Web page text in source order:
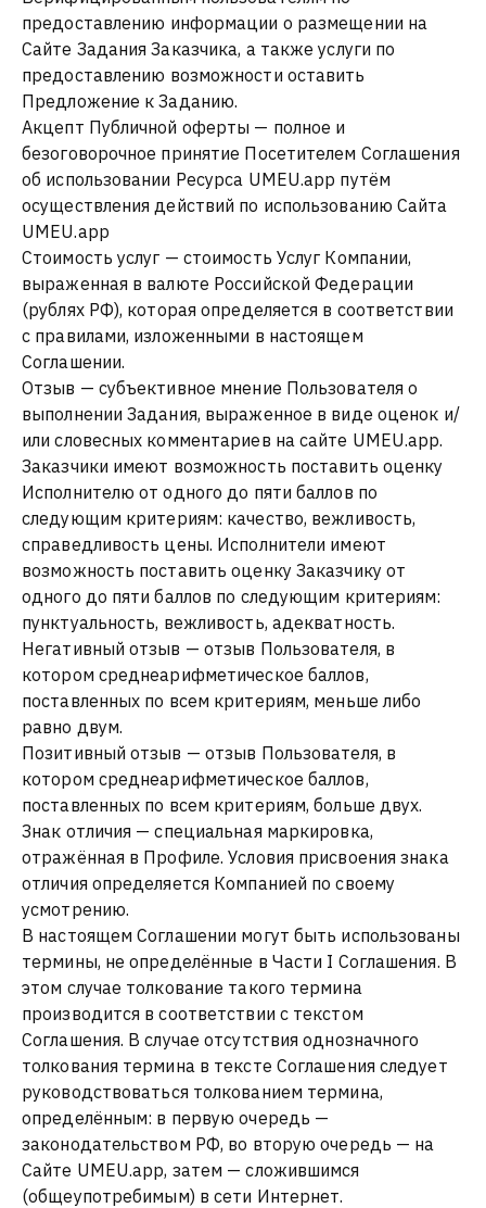
предоставлению информации о размещении на
Сайте Задания Заказчика, а также услуги по
предоставлению возможности оставить
Предложение к Заданию.
Акцепт Публичной оферты — полное и
безоговорочное принятие Посетителем Соглашения
об использовании Ресурса UMEU.app путём
осуществления действий по использованию Сайта
UMEU.app
Стоимость услуг — стоимость Услуг Компании,
выраженная в валюте Российской Федерации
(рублях РФ), которая определяется в соответствии
с правилами, изложенными в настоящем
Соглашении.
Отзыв — субъективное мнение Пользователя о
выполнении Задания, выраженное в виде оценок и/
или словесных комментариев на сайте UMEU.app.
Заказчики имеют возможность поставить оценку
Исполнителю от одного до пяти баллов по
следующим критериям: качество, вежливость,
справедливость цены. Исполнители имеют
возможность поставить оценку Заказчику от
одного до пяти баллов по следующим критериям:
пунктуальность, вежливость, адекватность.
Негативный отзыв — отзыв Пользователя, в
котором среднеарифметическое баллов,
поставленных по всем критериям, меньше либо
равно двум.
Позитивный отзыв — отзыв Пользователя, в
котором среднеарифметическое баллов,
поставленных по всем критериям, больше двух.
Знак отличия — специальная маркировка,
отражённая в Профиле. Условия присвоения знака
отличия определяется Компанией по своему
усмотрению.
В настоящем Соглашении могут быть использованы
термины, не определённые в Части I Соглашения. В
этом случае толкование такого термина
производится в соответствии с текстом
Соглашения. В случае отсутствия однозначного
толкования термина в тексте Соглашения следует
руководствоваться толкованием термина,
определённым: в первую очередь —
законодательством РФ, во вторую очередь — на
Сайте UMEU.app, затем — сложившимся
(общеупотребимым) в сети Интернет.